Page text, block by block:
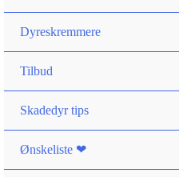
Dyreskremmere
Tilbud
Skadedyr tips
Ønskeliste ❤